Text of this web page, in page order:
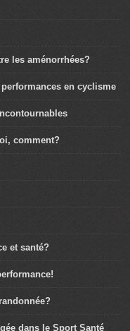
les aménorrhées?
en cyclisme
comment?
et santé?
dans le Sport Santé